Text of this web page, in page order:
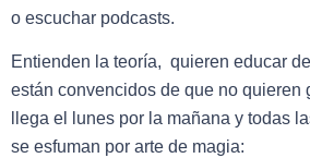
o escuchar podcasts.
Entienden la teoría, quieren educar
están convencidos de que no quieren
llega el lunes por la mañana y todas
se esfuman por arte de magia: